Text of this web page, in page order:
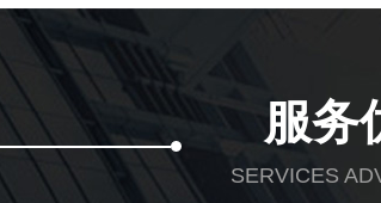
服务
SERVICES